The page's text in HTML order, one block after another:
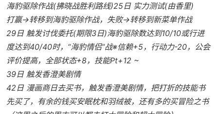
海豹驱除作战(拂晓战胜利路线)25日 实力测试(由香里)
打赢→转移到海豹驱除作战，失败→转移到新菜单作战
29日 触发讨伐委托(期限3日)海豹驱除数达到10/10或行进
度达到40/40时，“海豹情侣”战※信赖+5，行动力-20，公会
评价提高，全部状态+8，技能Pt+12 ~
39日 触发香澄美剧情
42日 漫画商日去买书，触发香澄美剧情，把打折的技能书
先买了，有余的钱买安眠枕和羽绒被，还有多的买冒险之书